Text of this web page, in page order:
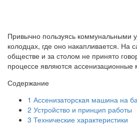
Привычно пользуясь коммунальными
колодцах, где оно накапливается. На
обществе и за столом не принято
процессе являются
Содержание
1 Ассенизаторская машина на
2 Устройство и принцип работы
3 Технические характеристики